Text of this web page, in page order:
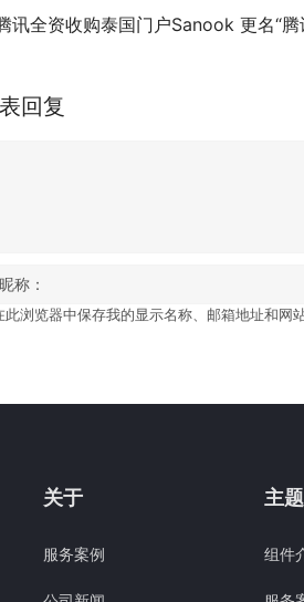
讯全资收购泰国门户Sanook 更名“腾
回复
昵称：
此浏览器中保存我的显示名称、邮箱地址和网
关于
服务案例
主题
组件